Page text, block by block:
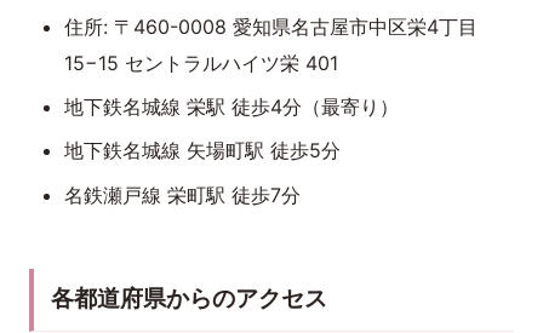
住所: 〒460-0008 愛知県名古屋市中区栄4丁目
15−15 セントラルハイツ栄 401
地下鉄名城線 栄駅 徒歩4分（最寄り）
地下鉄名城線 矢場町駅 徒歩5分
名鉄瀬戸線 栄町駅 徒歩7分
各都道府県からのアクセス